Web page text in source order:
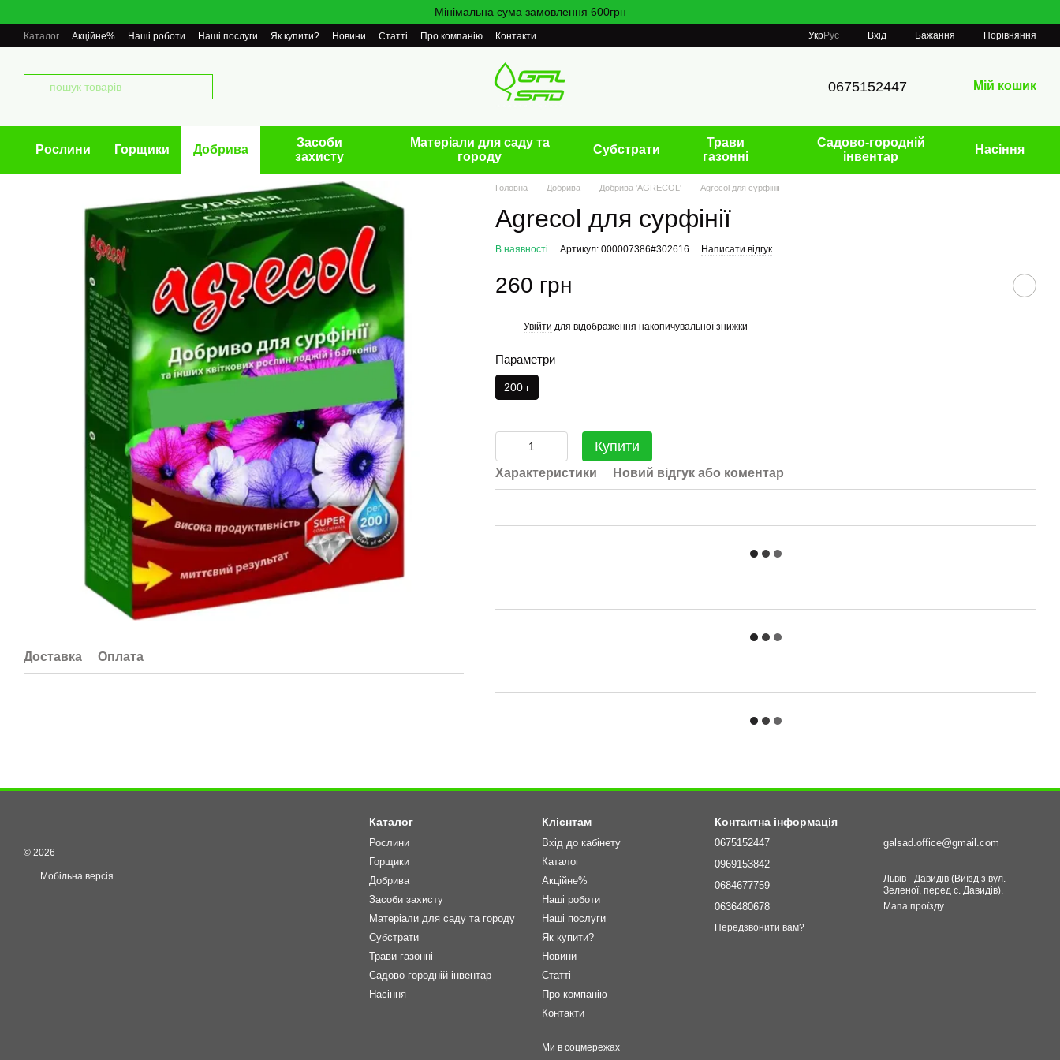
Мінімальна сума замовлення 600грн
Каталог Акційне% Наші роботи Наші послуги Як купити? Новини Статті Про компанію Контакти УкрРус Вхід Бажання Порівняння
0675152447 Мій кошик
Рослини Горщики Добрива
Засоби
захисту
Матеріали для саду та
городу
Cубстрати
Трави
газонні
Садово-городній
інвентар
Насіння
Доставка Оплата
Головна Добрива Добрива 'AGRECOL' Agrecol для сурфінії
Agrecol для сурфінії
В наявності Артикул: 000007386#302616 Написати відгук
260 грн
Увійти для відображення накопичувальної знижки
Параметри
200 г
Купити
Характеристики Новий відгук або коментар
© 2026
Мобільна версія
Каталог
Рослини
Горщики
Добрива
Засоби захисту
Матеріали для саду та городу
Cубстрати
Трави газонні
Садово-городній інвентар
Насіння
Клієнтам
Вхід до кабінету
Каталог
Акційне%
Наші роботи
Наші послуги
Як купити?
Новини
Статті
Про компанію
Контакти
Ми в соцмережах
Контактна інформація
0675152447
0969153842
0684677759
0636480678
Передзвонити вам?
galsad.office@gmail.com
Львів - Давидів (Виїзд з вул.
Зеленої, перед с. Давидів).
Мапа проїзду